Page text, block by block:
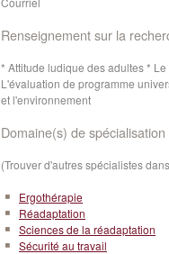
Renseignement sur la
* Attitude ludique des adultes *
L'évaluation de programme
et l'environnement
Domaine(s) de spécialisation
(Trouver d'autres spécialistes
Ergothérapie
Réadaptation
Sciences de la réadaptation
Sécurité au travail